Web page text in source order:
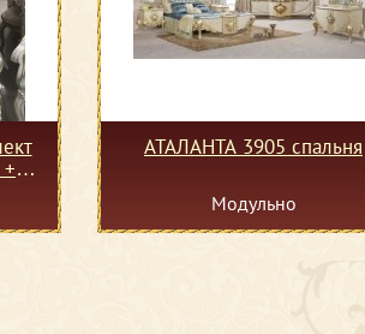
АТАЛАНТА 3905 спальня
Модульно